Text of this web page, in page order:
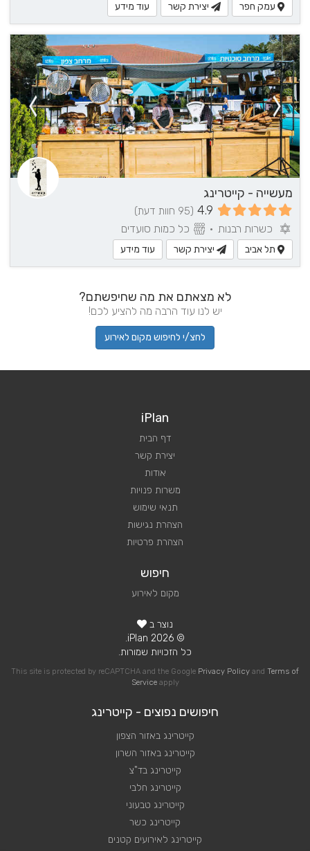
עמק חפר יצירת קשר עוד מידע
מעשייה - קייטרינג
4.9 (95 חוות דעת)
כשרות רבנות • כל כמות סועדים
תל אביב יצירת קשר עוד מידע
לא מצאתם את מה שחיפשתם?
יש לנו עוד הרבה מה להציע לכם!
לחצ/י לחיפוש מקום לאירוע
iPlan
דף הבית
יצירת קשר
אודות
משרות פנויות
תנאי שימוש
הצהרת נגישות
הצהרת פרטיות
חיפוש
מקום לאירוע
נוצר ב
© 2026 iPlan.
כל הזכויות שמורות.
This site is protected by reCAPTCHA and the Google Privacy Policy and Terms of
Serviceapply
חיפושים נפוצים - קייטרינג
קייטרינג באזור הצפון
קייטרינג באזור השרון
קייטרינג בד"צ
קייטרינג חלבי
קייטרינג טבעוני
קייטרינג כשר
קייטרינג לאירועים קטנים